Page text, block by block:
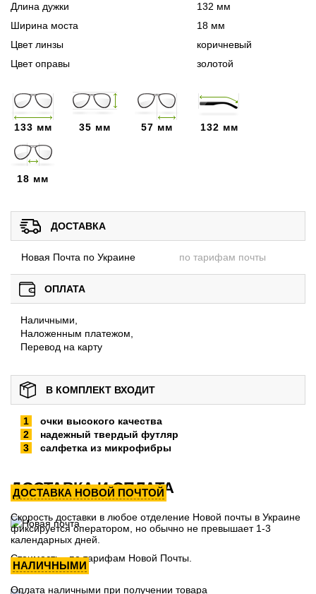
Длина дужки
132 мм
Ширина моста
18 мм
Цвет линзы
коричневый
Цвет оправы
золотой
133 мм 35 мм 57 мм 132 мм
18 мм
ДОСТАВКА
Новая Почта по Украине по тарифам почты
ОПЛАТА
Наличными,
Наложенным платежом,
Перевод на карту
В КОМПЛЕКТ ВХОДИТ
очки высокого качества
надежный твердый футляр
салфетка из микрофибры
ДОСТАВКА И ОПЛАТА
ДОСТАВКА НОВОЙ ПОЧТОЙ
Скорость доставки в любое отделение Новой почты в Украине
фиксируется оператором, но обычно не превышает 1-3
календарных дней.
Стоимость - по тарифам Новой Почты.
НАЛИЧНЫМИ
Оплата наличными при получении товара